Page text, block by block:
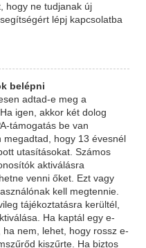
hogy ne tudjanak új
lépj kapcsolatba
belépni
adtad-e meg a
igen, akkor két dolog
támogatás be van
hogy 13 évesnél
utasításokat. Számos
aktiválásra
venni őket. Ezt vagy
kell megtennie.
tájékoztatásra kerültél,
Ha kaptál egy e-
nem, lehet, hogy rossz e-
kiszűrte. Ha biztos